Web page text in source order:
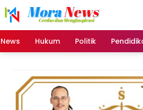
News Hukum Politik